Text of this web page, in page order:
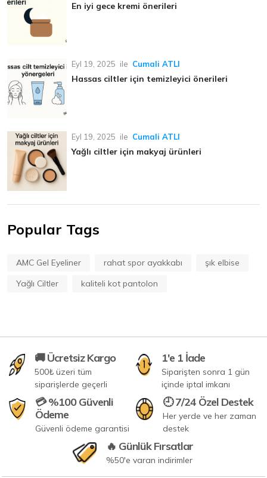
En iyi gece kremi önerileri
Eyl 19, 2025 ile Cumali ATLI
Hassas ciltler için temizleyici önerileri
Eyl 19, 2025 ile Cumali ATLI
Yağlı ciltler için makyaj ürünleri
Popular Tags
AMC Gel Eyeliner rahat spor ayakkabı
şık elbise
Yağlı Ciltler
kaliteli kot pantolon
🚚 Ücretsiz Kargo
500₺ üzeri tüm
siparişlerde geçerli
1'e 1 İade
Siparişten sonra 1 gün
içinde iptal imkanı
💳 %100 Güvenli
Ödeme
Güvenli ödeme garantisi
🕘 7/24 Özel Destek
Her yerde ve her zaman
destek
🔥 Günlük Fırsatlar
%50'e varan indirimler